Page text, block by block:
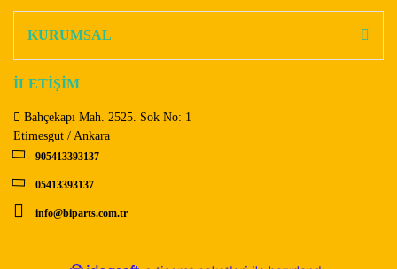
Bu ürüne benzer farklı alternatifler olmalı.
KURUMSAL
İLETİŞİM
Bahçekapı Mah. 2525. Sok No: 1
Etimesgut / Ankara
905413393137
05413393137
info@biparts.com.tr